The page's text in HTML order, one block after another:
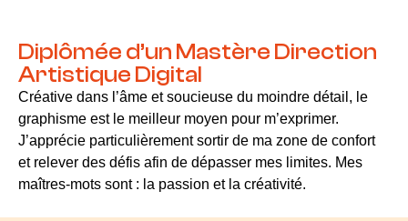
Diplômée d’un Mastère Direction
Artistique Digital
Créative dans l’âme et soucieuse du moindre détail, le
graphisme est le meilleur moyen pour m’exprimer.
J’apprécie particulièrement sortir de ma zone de confort
et relever des défis afin de dépasser mes limites. Mes
maîtres-mots sont : la passion et la créativité.